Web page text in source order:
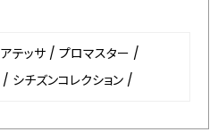
アテッサ / プロマスター /
/ シチズンコレクション /